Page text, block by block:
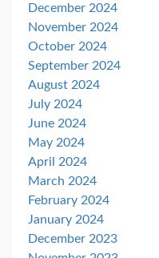
December 2024
November 2024
October 2024
September 2024
August 2024
July 2024
June 2024
May 2024
April 2024
March 2024
February 2024
January 2024
December 2023